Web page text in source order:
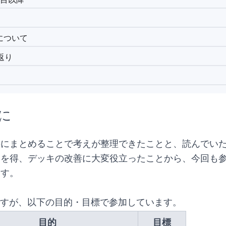
ついて
り
まとめることで考えが整理できたことと、読んでい
得、デッキの改善に大変役立ったことから、今回も
。
が、以下の目的・目標で参加しています。
目的
目標